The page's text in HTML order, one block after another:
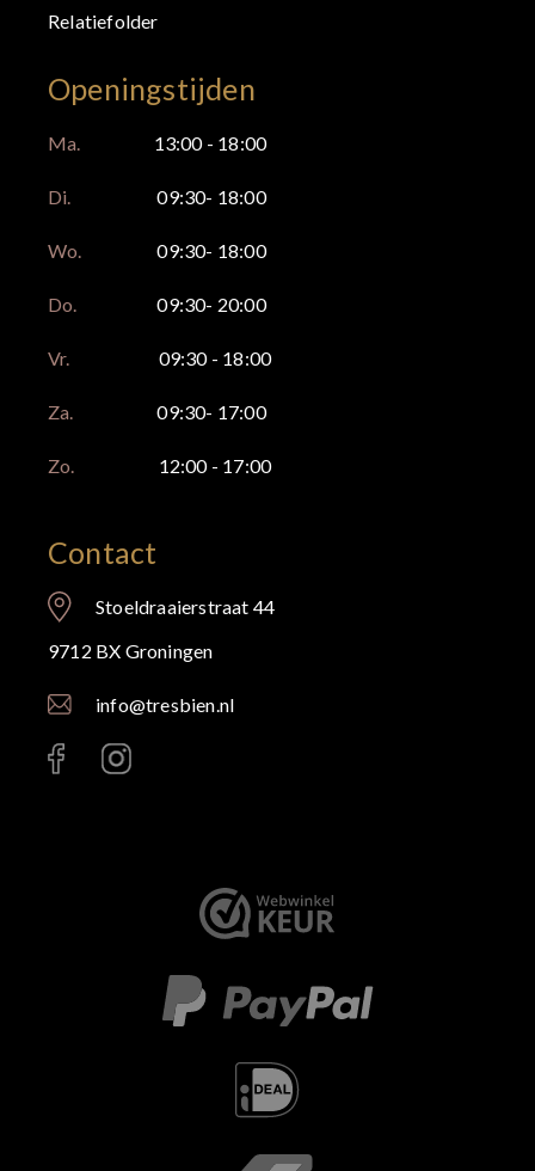
Relatiefolder
Openingstijden
Ma. 13:00 - 18:00
Di. 09:30- 18:00
Wo. 09:30- 18:00
Do. 09:30- 20:00
Vr. 09:30 - 18:00
Za. 09:30- 17:00
Zo. 12:00 - 17:00
Contact
Stoeldraaierstraat 44
9712 BX Groningen
info@tresbien.nl